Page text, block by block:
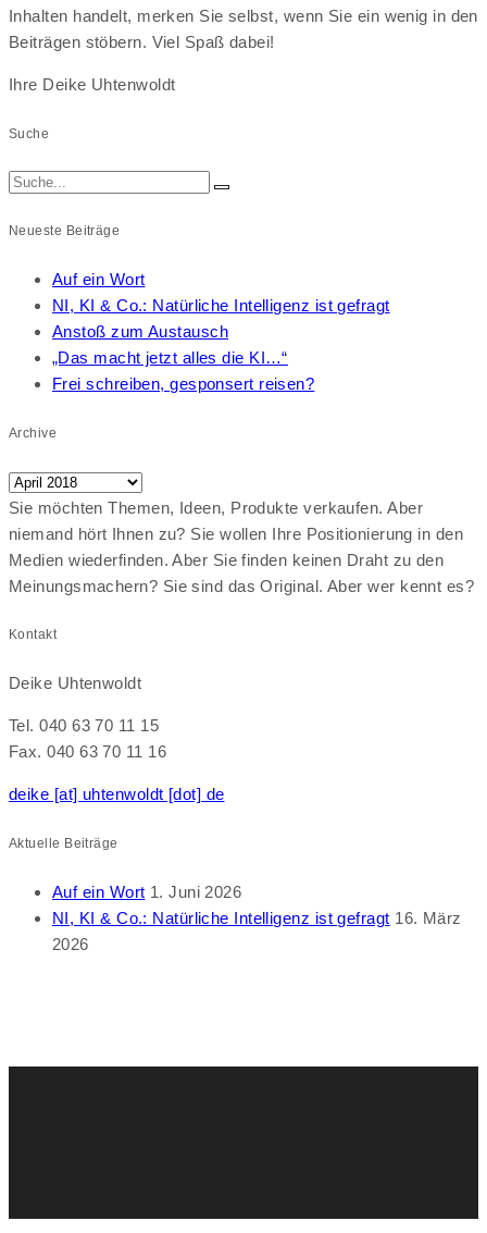
Inhalten handelt, merken Sie selbst, wenn Sie ein wenig in den
Beiträgen stöbern. Viel Spaß dabei!
Ihre Deike Uhtenwoldt
Suche
Neueste Beiträge
Auf ein Wort
NI, KI & Co.: Natürliche Intelligenz ist gefragt
Anstoß zum Austausch
„Das macht jetzt alles die KI…“
Frei schreiben, gesponsert reisen?
Archive
Archive
Sie möchten Themen, Ideen, Produkte verkaufen. Aber
niemand hört Ihnen zu? Sie wollen Ihre Positionierung in den
Medien wiederfinden. Aber Sie finden keinen Draht zu den
Meinungsmachern? Sie sind das Original. Aber wer kennt es?
Kontakt
Deike Uhtenwoldt
Tel. 040 63 70 11 15
Fax. 040 63 70 11 16
deike [at] uhtenwoldt [dot] de
Aktuelle Beiträge
Auf ein Wort 1. Juni 2026
NI, KI & Co.: Natürliche Intelligenz ist gefragt 16. März
2026